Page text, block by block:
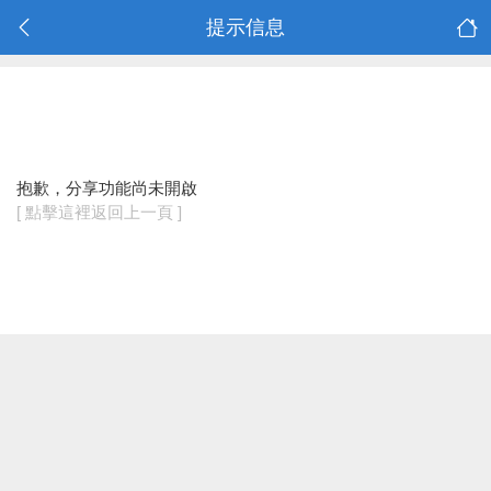
提示信息
抱歉，分享功能尚未開啟
[ 點擊這裡返回上一頁 ]